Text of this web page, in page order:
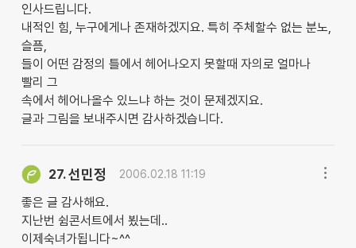
인사드립니다.
내적인 힘, 누구에게나 존재하겠지요. 특히 주체할수 없는 분노,
슬픔,
들이 어떤 감정의 틀에서 헤어나오지 못할때 자의로 얼마나
빨리 그
속에서 헤어나올수 있느냐 하는 것이 문제겠지요.
글과 그림을 보내주시면 감사하겠습니다.
27.선민정 2006.02.18 11:19
좋은 글 감사해요.
지난번 쉼콘서트에서 뵜는데..
이제숙녀가됩니다~^^